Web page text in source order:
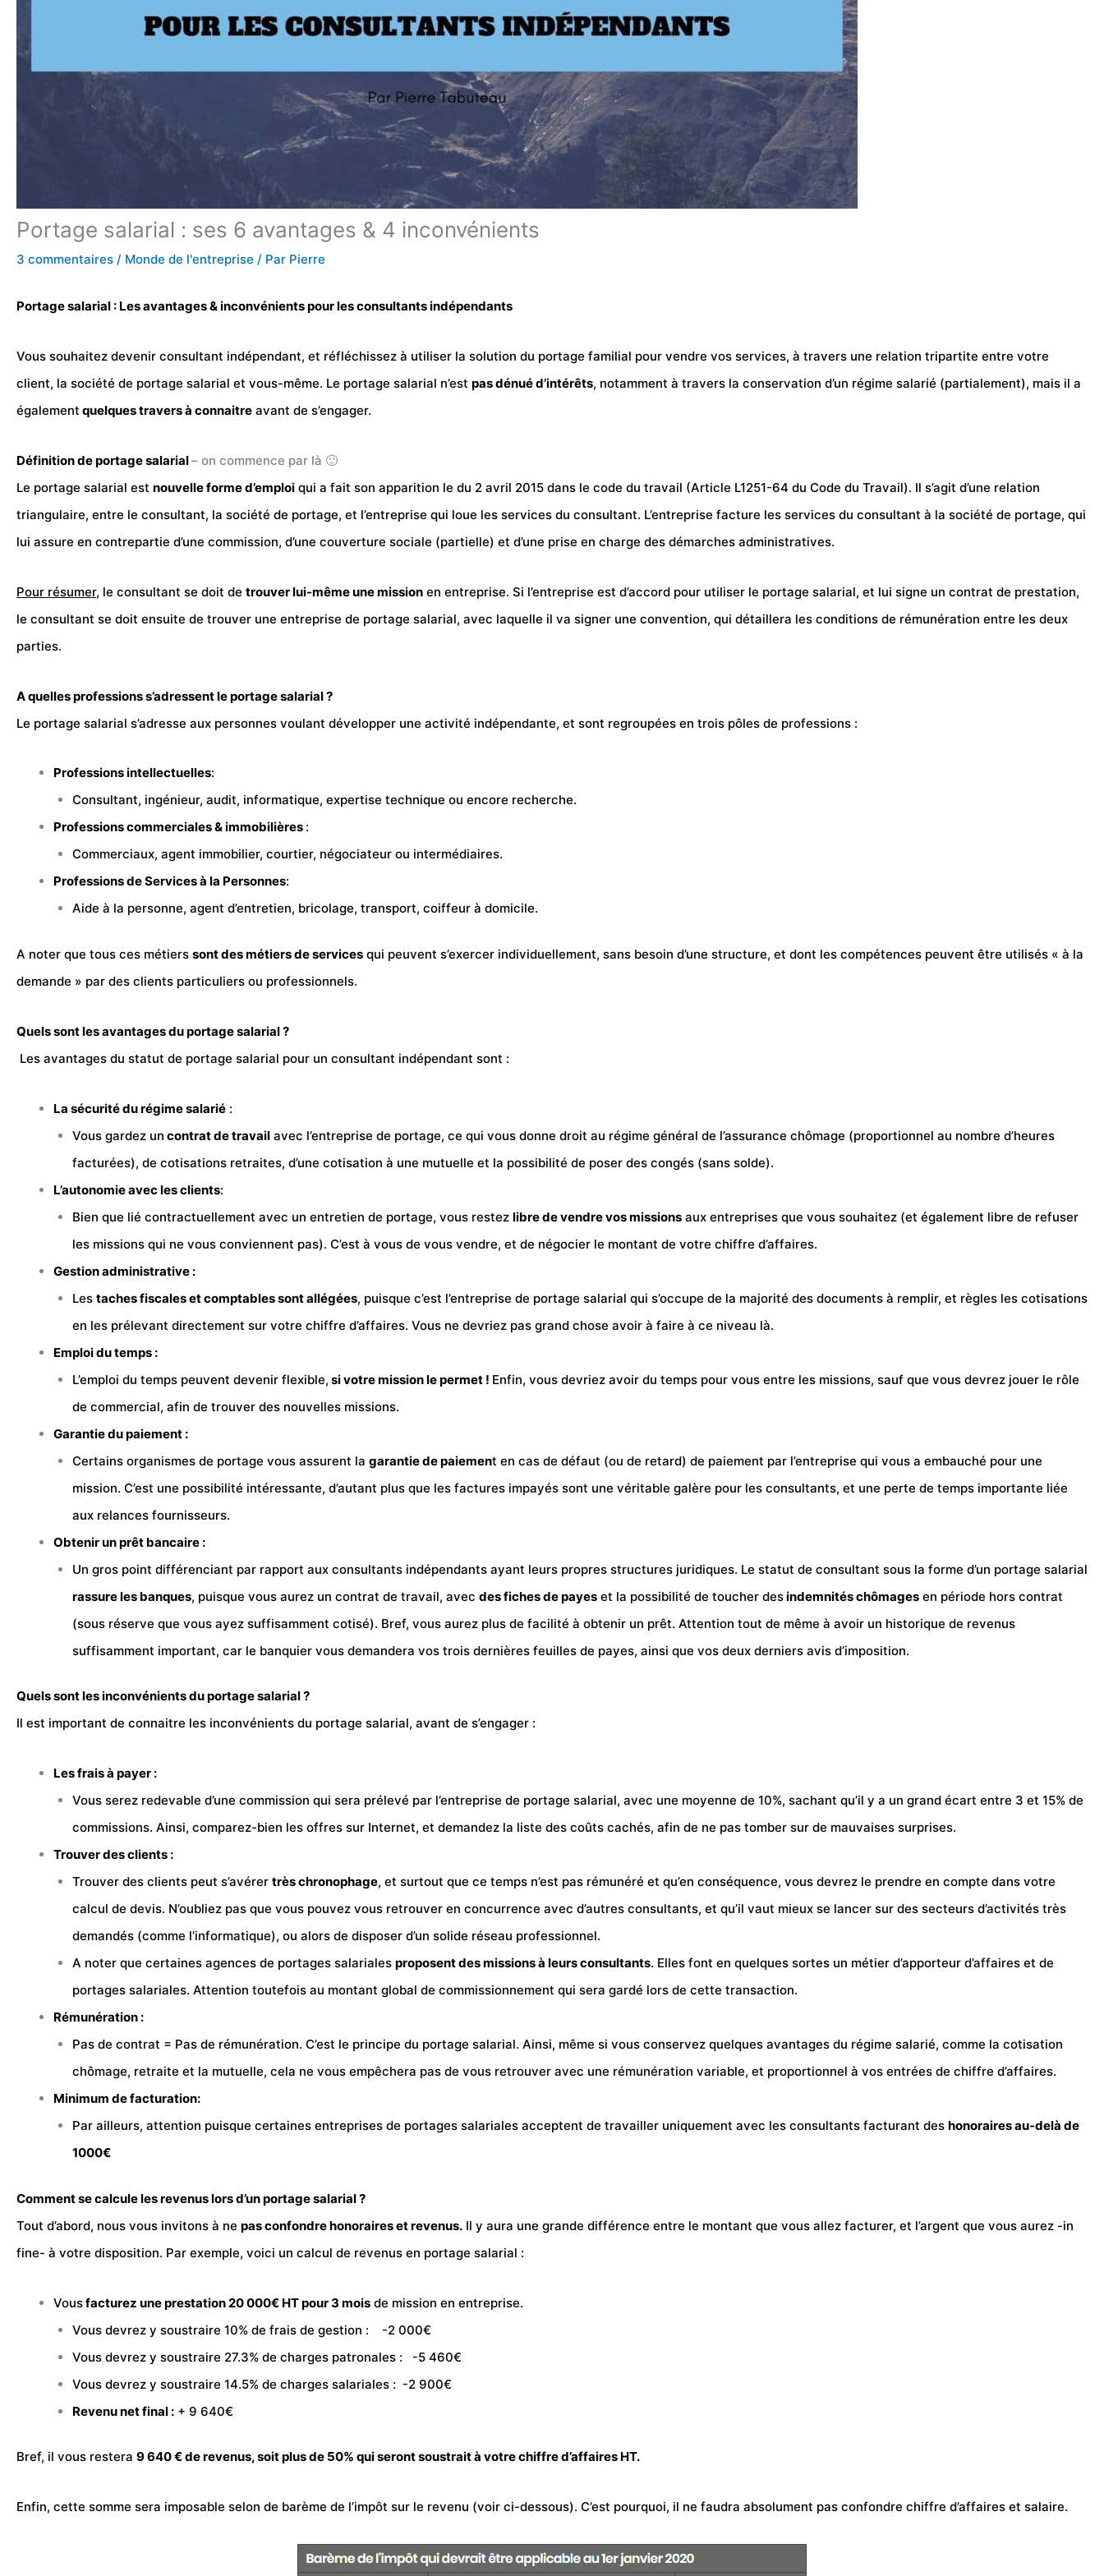
Portage salarial : ses 6 avantages & 4 inconvénients
3 commentaires / Monde de l'entreprise / Par Pierre
Portage salarial : Les avantages & inconvénients pour les consultants indépendants
Vous souhaitez devenir consultant indépendant, et réfléchissez à utiliser la solution du portage familial pour vendre vos services, à travers une relation tripartite entre votre
client, la société de portage salarial et vous-même. Le portage salarial n’est pas dénué d’intérêts, notamment à travers la conservation d’un régime salarié (partialement), mais il a
également quelques travers à connaitre avant de s’engager.
Définition de portage salarial– on commence par là 🙂
Le portage salarial est nouvelle forme d’emploi qui a fait son apparition le du 2 avril 2015 dans le code du travail (Article L1251-64 du Code du Travail). Il s’agit d’une relation
triangulaire, entre le consultant, la société de portage, et l’entreprise qui loue les services du consultant. L’entreprise facture les services du consultant à la société de portage, qui
lui assure en contrepartie d’une commission, d’une couverture sociale (partielle) et d’une prise en charge des démarches administratives.
Pour résumer, le consultant se doit de trouver lui-même une mission en entreprise. Si l’entreprise est d’accord pour utiliser le portage salarial, et lui signe un contrat de prestation,
le consultant se doit ensuite de trouver une entreprise de portage salarial, avec laquelle il va signer une convention, qui détaillera les conditions de rémunération entre les deux
parties.
A quelles professions s’adressent le portage salarial ?
Le portage salarial s’adresse aux personnes voulant développer une activité indépendante, et sont regroupées en trois pôles de professions :
Professions intellectuelles:
Consultant, ingénieur, audit, informatique, expertise technique ou encore recherche.
Professions commerciales & immobilières :
Commerciaux, agent immobilier, courtier, négociateur ou intermédiaires.
Professions de Services à la Personnes:
Aide à la personne, agent d’entretien, bricolage, transport, coiffeur à domicile.
A noter que tous ces métiers sont des métiers de services qui peuvent s’exercer individuellement, sans besoin d’une structure, et dont les compétences peuvent être utilisés « à la
demande » par des clients particuliers ou professionnels.
Quels sont les avantages du portage salarial ?
Les avantages du statut de portage salarial pour un consultant indépendant sont :
La sécurité du régime salarié :
Vous gardez un contrat de travailavec l’entreprise de portage, ce qui vous donne droit au régime général de l’assurance chômage (proportionnel au nombre d’heures
facturées), de cotisations retraites, d’une cotisation à une mutuelle et la possibilité de poser des congés (sans solde).
L’autonomie avec les clients:
Bien que lié contractuellement avec un entretien de portage, vous restez libre de vendre vos missionsaux entreprises que vous souhaitez (et également libre de refuser
les missions qui ne vous conviennent pas). C’est à vous de vous vendre, et de négocier le montant de votre chiffre d’affaires.
Gestion administrative :
Les taches fiscales et comptables sont allégées, puisque c’est l’entreprise de portage salarial qui s’occupe de la majorité des documents à remplir, et règles les cotisations
en les prélevant directement sur votre chiffre d’affaires. Vous ne devriez pas grand chose avoir à faire à ce niveau là.
Emploi du temps :
L’emploi du temps peuvent devenir flexible, si votre mission le permet ! Enfin, vous devriez avoir du temps pour vous entre les missions, sauf que vous devrez jouer le rôle
de commercial, afin de trouver des nouvelles missions.
Garantie du paiement :
Certains organismes de portage vous assurent la garantie de paiement en cas de défaut (ou de retard) de paiement par l’entreprise qui vous a embauché pour une
mission. C’est une possibilité intéressante, d’autant plus que les factures impayés sont une véritable galère pour les consultants, et une perte de temps importante liée
aux relances fournisseurs.
Obtenir un prêt bancaire :
Un gros point différenciant par rapport aux consultants indépendants ayant leurs propres structures juridiques. Le statut de consultant sous la forme d’un portage salarial
rassure les banques, puisque vous aurez un contrat de travail, avec des fiches de payeset la possibilité de toucher desindemnitéschômagesen période hors contrat
(sous réserve que vous ayez suffisamment cotisé). Bref, vous aurez plus de facilité à obtenir un prêt. Attention tout de même à avoir un historique de revenus
suffisamment important, car le banquier vous demandera vos trois dernières feuilles de payes, ainsi que vos deux derniers avis d’imposition.
Quels sont les inconvénients du portage salarial ?
Il est important de connaitre les inconvénients du portage salarial, avant de s’engager :
Les frais à payer :
Vous serez redevable d’une commission qui sera prélevé par l’entreprise de portage salarial, avec une moyenne de 10%, sachant qu’il y a un grand écart entre 3 et 15% de
commissions. Ainsi, comparez-bien les offres sur Internet, et demandez la liste des coûtscachés, afin de ne pas tomber sur de mauvaises surprises.
Trouver des clients :
Trouver des clients peut s’avérer très chronophage, et surtout que ce temps n’est pas rémunéré et qu’en conséquence, vous devrez le prendre en compte dans votre
calcul de devis. N’oubliez pas que vous pouvez vous retrouver en concurrence avec d’autres consultants, et qu’il vaut mieux se lancer sur des secteurs d’activités très
demandés (comme l’informatique), ou alors de disposer d’un solide réseau professionnel.
A noter que certaines agences de portages salariales proposent des missions à leurs consultants. Elles font en quelques sortes un métier d’apporteur d’affaires et de
portages salariales. Attention toutefois au montant global de commissionnement qui sera gardé lors de cette transaction.
Rémunération :
Pas de contrat = Pas de rémunération. C’est le principe du portage salarial. Ainsi, même si vous conservez quelques avantages du régime salarié, comme la cotisation
chômage, retraite et la mutuelle, cela ne vous empêchera pas de vous retrouver avec une rémunération variable, et proportionnel à vos entrées de chiffre d’affaires.
Minimum de facturation:
Par ailleurs, attention puisque certaines entreprises de portages salariales acceptent de travailler uniquement avec les consultants facturant des honoraires au-delà de
1000€
Comment se calcule les revenus lors d’un portage salarial ?
Tout d’abord, nous vous invitons à ne pas confondre honoraires et revenus. Il y aura une grande différence entre le montant que vous allez facturer, et l’argent que vous aurez -in
fine- à votre disposition. Par exemple, voici un calcul de revenus en portage salarial :
Vousfacturez une prestation 20 000€ HT pour 3 mois de mission en entreprise.
Vous devrez y soustraire 10% de frais de gestion : -2 000€
Vous devrez y soustraire 27.3% de charges patronales : -5 460€
Vous devrez y soustraire 14.5% de charges salariales : -2 900€
Revenu net final :+ 9 640€
Bref, il vous restera 9 640 € de revenus, soit plus de 50% qui seront soustrait à votre chiffre d’affaires HT.
Enfin, cette somme sera imposable selon de barème de l’impôt sur le revenu (voir ci-dessous). C’est pourquoi, il ne faudra absolument pas confondre chiffre d’affaires et salaire.